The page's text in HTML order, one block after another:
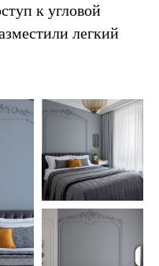
к угловой
легкий